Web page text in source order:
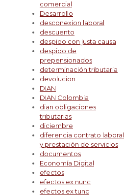
comercial
Desarrollo
desconexion laboral
descuento
despido con justa causa
despido de
prepensionados
determinación tributaria
devolucion
DIAN
DIAN Colombia
dian obligaciones
tributarias
diciembre
diferencia contrato laboral
y prestación de servicios
documentos
Economía Digital
efectos
efectos ex nunc
efectos ex tunc